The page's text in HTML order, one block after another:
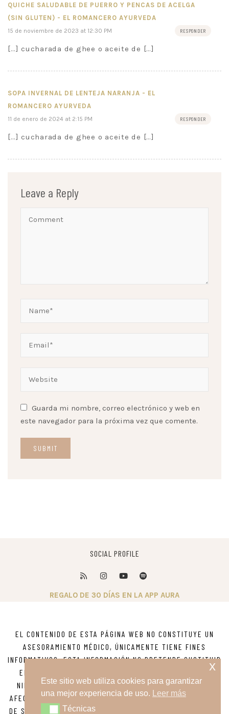
Este sitio web utiliza cookies para garantizar
una mejor experiencia de uso.
Leer más
TécnicasTécnicas
x
QUICHE SALUDABLE DE PUERRO Y PENCAS DE ACELGA
(SIN GLUTEN) - EL ROMANCERO AYURVEDA
15 de noviembre de 2023 at 12:30 PM RESPONDER
[…] cucharada de ghee o aceite de […]
SOPA INVERNAL DE LENTEJA NARANJA - EL
ROMANCERO AYURVEDA
11 de enero de 2024 at 2:15 PM RESPONDER
[…] cucharada de ghee o aceite de […]
Leave a Reply
Guarda mi nombre, correo electrónico y web en
este navegador para la próxima vez que comente.
SOCIAL PROFILE
REGALO DE 30 DÍAS EN LA APP AURA
EL CONTENIDO DE ESTA PÁGINA WEB NO CONSTITUYE UN
ASESORAMIENTO MÉDICO, ÚNICAMENTE TIENE FINES
INFORMATIVOS. ESTA INFORMACIÓN NO PRETENDE SUSTITUIR
EL ASESORAMIENTO, DIAGNOSTICO O TRATAMIENTO DE
NINGUNA ENFERMEDAD. SI TIENE DUDAS SOBRE ALGUNA
AFECCIÓN MÉDICA O PSICOLÓGICA BUSQUE ASESORAMIENTO
DE SU MÉDICO O DE OTRO PROVEEDOR DE ATENCIÓN MÉDICA